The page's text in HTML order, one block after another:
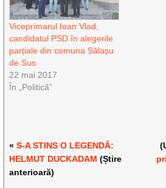
Viceprimarul Ioan Vlad,
candidatul PSD în alegerile
parțiale din comuna Sălașu
de Sus
22 mai 2017
În „Politică”
«S-A STINS O LEGENDĂ:
HELMUT DUCKADAM (Știre
anterioară)